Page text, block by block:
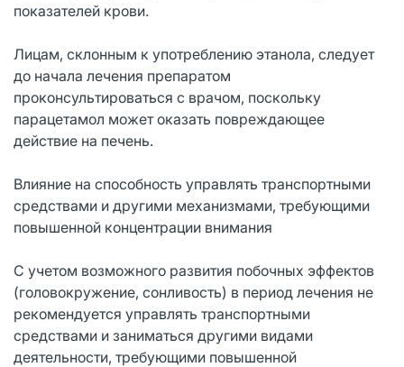
показателей крови.
Лицам, склонным к употреблению этанола, следует
до начала лечения препаратом
проконсультироваться с врачом, поскольку
парацетамол может оказать повреждающее
действие на печень.
Влияние на способность управлять транспортными
средствами и другими механизмами, требующими
повышенной концентрации внимания
С учетом возможного развития побочных эффектов
(головокружение, сонливость) в период лечения не
рекомендуется управлять транспортными
средствами и заниматься другими видами
деятельности, требующими повышенной